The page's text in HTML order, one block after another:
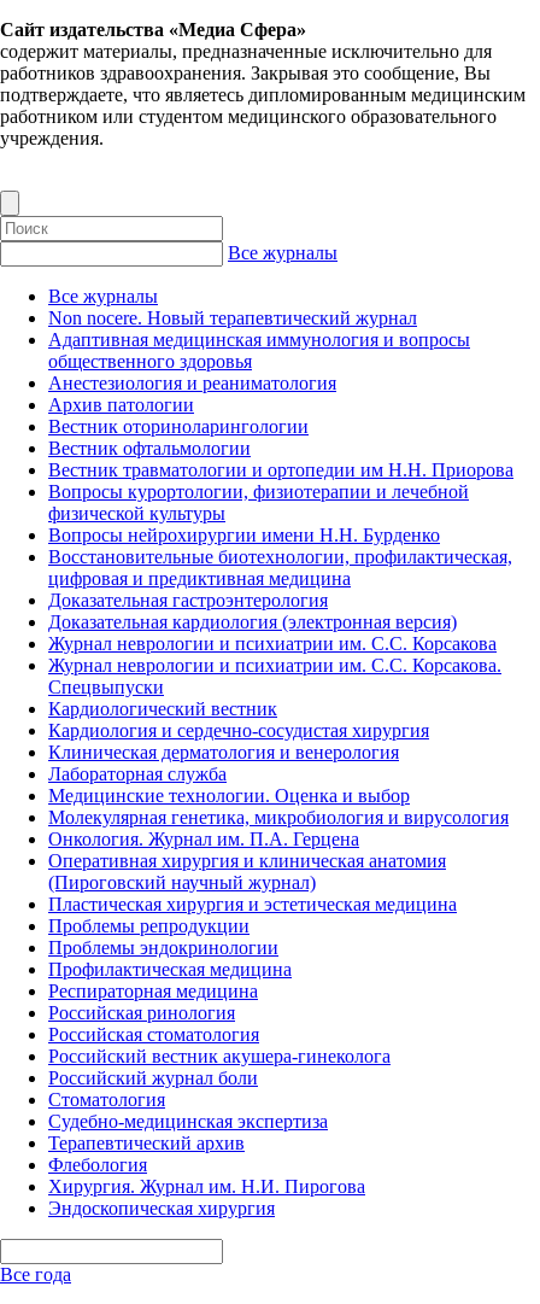
Сайт издательства «Медиа Сфера»
содержит материалы, предназначенные исключительно для
работников здравоохранения. Закрывая это сообщение, Вы
подтверждаете, что являетесь дипломированным медицинским
работником или студентом медицинского образовательного
учреждения.
Все журналы
Все журналы
Non nocere. Новый терапевтический журнал
Адаптивная медицинская иммунология и вопросы
общественного здоровья
Анестезиология и реаниматология
Архив патологии
Вестник оториноларингологии
Вестник офтальмологии
Вестник травматологии и ортопедии им Н.Н. Приорова
Вопросы курортологии, физиотерапии и лечебной
физической культуры
Вопросы нейрохирургии имени Н.Н. Бурденко
Восстановительные биотехнологии, профилактическая,
цифровая и предиктивная медицина
Доказательная гастроэнтерология
Доказательная кардиология (электронная версия)
Журнал неврологии и психиатрии им. С.С. Корсакова
Журнал неврологии и психиатрии им. С.С. Корсакова.
Спецвыпуски
Кардиологический вестник
Кардиология и сердечно-сосудистая хирургия
Клиническая дерматология и венерология
Лабораторная служба
Медицинские технологии. Оценка и выбор
Молекулярная генетика, микробиология и вирусология
Онкология. Журнал им. П.А. Герцена
Оперативная хирургия и клиническая анатомия
(Пироговский научный журнал)
Пластическая хирургия и эстетическая медицина
Проблемы репродукции
Проблемы эндокринологии
Профилактическая медицина
Респираторная медицина
Российская ринология
Российская стоматология
Российский вестник акушера-гинеколога
Российский журнал боли
Стоматология
Судебно-медицинская экспертиза
Терапевтический архив
Флебология
Хирургия. Журнал им. Н.И. Пирогова
Эндоскопическая хирургия
Все года